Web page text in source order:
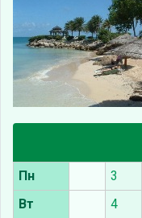
Пн 3
Вт
4